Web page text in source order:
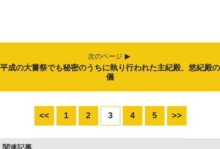
次のページ
平成の大嘗祭でも秘密のうちに執り行われた主紀殿、悠紀殿の
儀
<< 1 2 3 4 5 >>